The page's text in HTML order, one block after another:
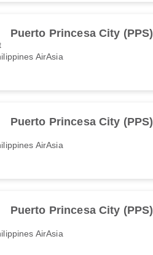
Puerto Princesa City (PPS)
AirAsia
Puerto Princesa City (PPS)
AirAsia
Puerto Princesa City (PPS)
AirAsia